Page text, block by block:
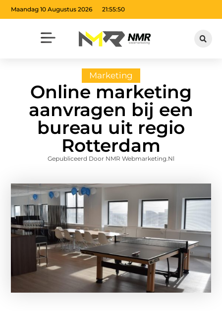
Maandag 10 Augustus 2026 21:55:51
Marketing
Online marketing
aanvragen bij een
bureau uit regio
Rotterdam
Gepubliceerd Door NMR Webmarketing.nl